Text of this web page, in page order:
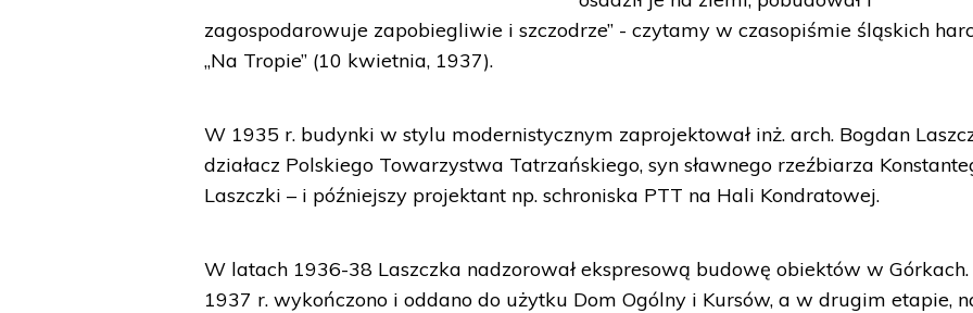
zagospodarowuje zapobiegliwie i szczodrze” - czytamy w czasopiśmie śląskich
„Na Tropie” (10 kwietnia, 1937).
W 1935 r. budynki w stylu modernistycznym zaprojektował inż. arch. Bogdan
działacz Polskiego Towarzystwa Tatrzańskiego, syn sławnego rzeźbiarza
Laszczki – i późniejszy projektant np. schroniska PTT na Hali Kondratowej.
W latach 1936-38 Laszczka nadzorował ekspresową budowę obiektów w
1937 r. wykończono i oddano do użytku Dom Ogólny i Kursów, a w drugim etapie,